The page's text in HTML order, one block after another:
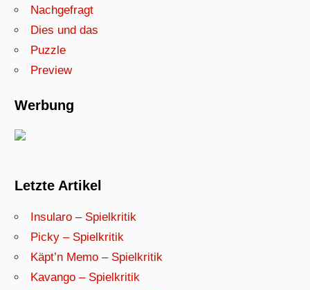
Nachgefragt
Dies und das
Puzzle
Preview
Werbung
Letzte Artikel
Insularo – Spielkritik
Picky – Spielkritik
Käpt’n Memo – Spielkritik
Kavango – Spielkritik